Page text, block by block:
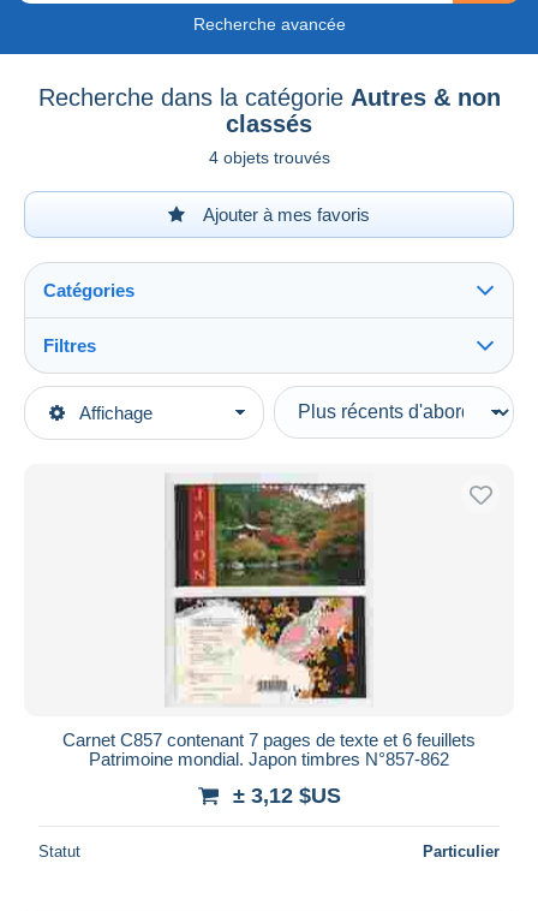
Recherche avancée
Recherche dans la catégorie Autres & non
classés
4 objets trouvés
Ajouter à mes favoris
Affichage
Catégories
Catégories principales
1989-2019 Empereur Akihito (Ere Heisei)
Autres & non classés
Filtres
Types de vente
En cours
Prix fixes
Enchères avec offres
Enchères sans offres
Maisons de vente
Toutes les durées
depuis
jours
Prix
Carnet C857 contenant 7 pages de texte et 6 feuillets
Patrimoine mondial. Japon timbres N°857-862
± 3,12 $US
Statut Particulier